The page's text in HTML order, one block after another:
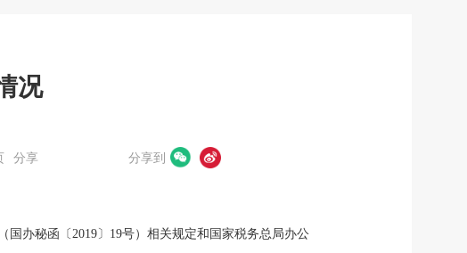
况
分享 分享到
办秘函〔2019〕19号）相关规定和国家税务总局办公